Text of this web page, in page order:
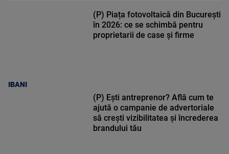
IBANI
(P) Piața fotovoltaică din București
în 2026: ce se schimbă pentru
proprietarii de case și firme
(P) Ești antreprenor? Află cum te
ajută o campanie de advertoriale
să crești vizibilitatea și încrederea
brandului tău